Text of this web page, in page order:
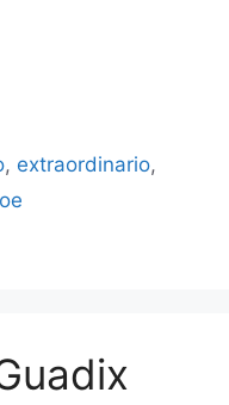
, extraordinario,